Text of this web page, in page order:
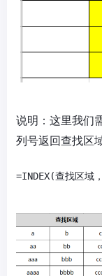
说明：这里我们
列号返回查找区